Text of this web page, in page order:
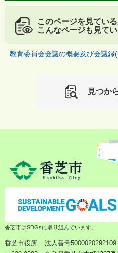
このページを見てい
こんなページも見て
教育委員会会議の概要及び会議録
見つか
香芝市はSDGsに取り組んでいます。
香芝市役所
法人番号5000020292109